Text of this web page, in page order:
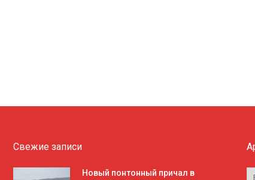
Свежие записи
Новый понтонный причал в